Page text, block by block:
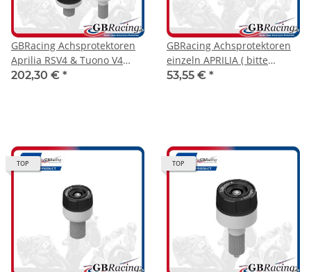
GBRacing Achsprotektoren
Aprilia RSV4 & Tuono V4
2021-2026
202,30 € *
GBRacing Achsprotektoren
einzeln APRILIA ( bitte
Modellzuordnung beachten
53,55 € *
TOP TOP